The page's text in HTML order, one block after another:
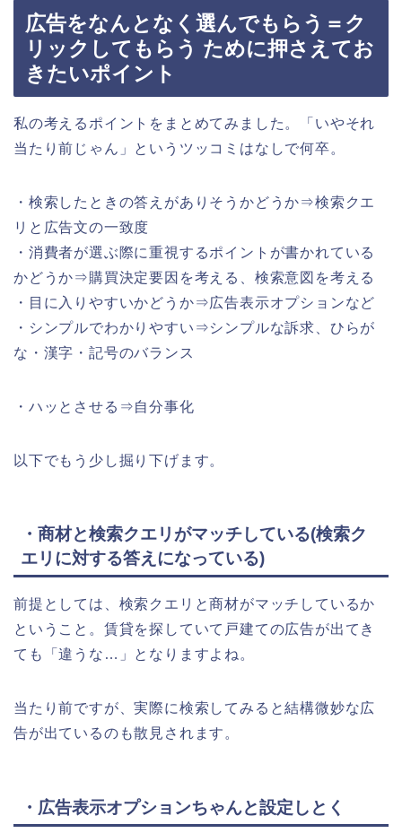
広告をなんとなく選んでもらう＝ク
リックしてもらう ために押さえてお
きたいポイント
私の考えるポイントをまとめてみました。「いやそれ
当たり前じゃん」というツッコミはなしで何卒。
・検索したときの答えがありそうかどうか⇒検索クエ
リと広告文の一致度
・消費者が選ぶ際に重視するポイントが書かれている
かどうか⇒購買決定要因を考える、検索意図を考える
・目に入りやすいかどうか⇒広告表示オプションなど
・シンプルでわかりやすい⇒シンプルな訴求、ひらが
な・漢字・記号のバランス
・ハッとさせる⇒自分事化
以下でもう少し掘り下げます。
・商材と検索クエリがマッチしている(検索ク
エリに対する答えになっている)
前提としては、検索クエリと商材がマッチしているか
ということ。賃貸を探していて戸建ての広告が出てき
ても「違うな…」となりますよね。
当たり前ですが、実際に検索してみると結構微妙な広
告が出ているのも散見されます。
・広告表示オプションちゃんと設定しとく